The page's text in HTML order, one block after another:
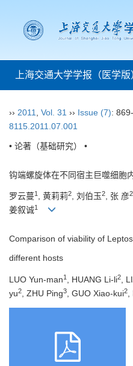
上海交通大学学报（医学版
›› 2011 Vol. 31 ›› Issue (7): 869-.
8115.2011.07.001
• 论著（基础研究） •
钩端螺旋体在不同宿主巨噬细胞
罗云蔓1 , 黄莉莉2, 刘伯玉2, 张 彦2
姜叙诚1
Comparison of viability of
different hosts
LUO Yun-man1 , HUANG Li-li2 ,
yu2 , ZHU Ping3 , GUO Xiao-kui2